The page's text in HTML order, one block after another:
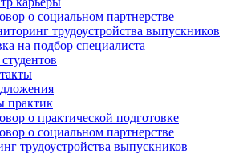
о социальном партнерстве
трудоустройства выпускников
на подбор специалиста
практик
о практической подготовке
о социальном партнерстве
трудоустройства выпускников